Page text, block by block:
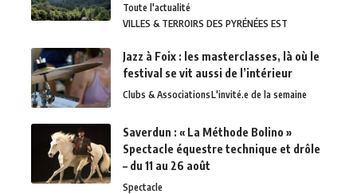
Toute l'actualité
VILLES & TERROIRS DES PYRÉNÉES EST
Jazz à Foix : les masterclasses, là où le
festival se vit aussi de l’intérieur
Clubs & AssociationsL'invité.e de la semaine
Saverdun : « La Méthode Bolino »
Spectacle équestre technique et drôle
– du 11 au 26 août
Spectacle